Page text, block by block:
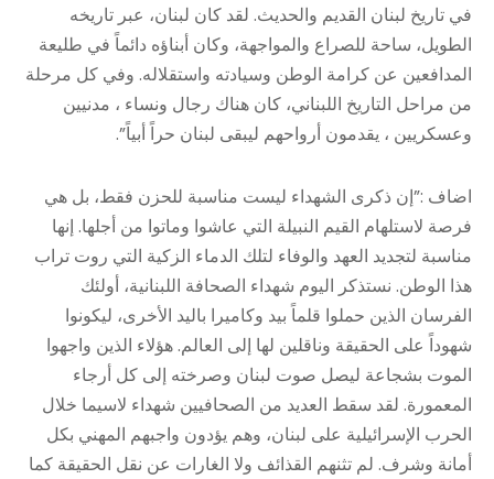
في تاريخ لبنان القديم والحديث. لقد كان لبنان، عبر تاريخه
الطويل، ساحة للصراع والمواجهة، وكان أبناؤه دائماً في طليعة
المدافعين عن كرامة الوطن وسيادته واستقلاله. وفي كل مرحلة
من مراحل التاريخ اللبناني، كان هناك رجال ونساء ، مدنيين
وعسكريين ، يقدمون أرواحهم ليبقى لبنان حراً أبياً”.
اضاف :”إن ذكرى الشهداء ليست مناسبة للحزن فقط، بل هي
فرصة لاستلهام القيم النبيلة التي عاشوا وماتوا من أجلها. إنها
مناسبة لتجديد العهد والوفاء لتلك الدماء الزكية التي روت تراب
هذا الوطن. نستذكر اليوم شهداء الصحافة اللبنانية، أولئك
الفرسان الذين حملوا قلماً بيد وكاميرا باليد الأخرى، ليكونوا
شهوداً على الحقيقة وناقلين لها إلى العالم. هؤلاء الذين واجهوا
الموت بشجاعة ليصل صوت لبنان وصرخته إلى كل أرجاء
المعمورة. لقد سقط العديد من الصحافيين شهداء لاسيما خلال
الحرب الإسرائيلية على لبنان، وهم يؤدون واجبهم المهني بكل
أمانة وشرف. لم تثنهم القذائف ولا الغارات عن نقل الحقيقة كما